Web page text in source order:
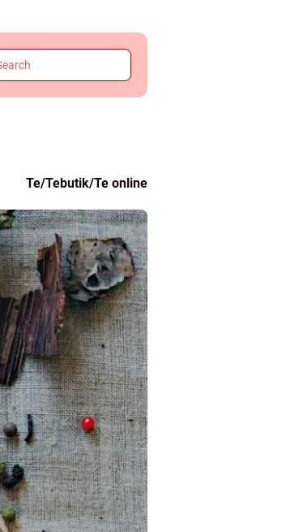
Te/Tebutik/Te online